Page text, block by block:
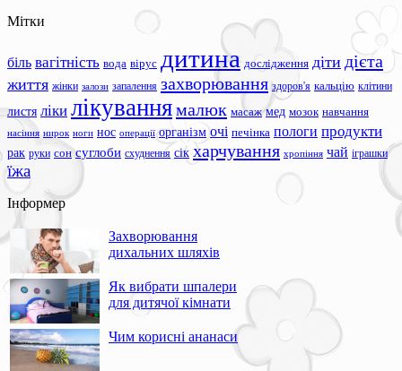
Мітки
біль вагітність вода вірус дитина дослідження діти дієта
життя жінки залози запалення захворювання здоров'я кальцію клітини
листя ліки лікуваннямалюк масаж мед мозок навчання
насіння нирок ноги нос операції організм очі печінка пологи продукти
рак руки сон суглоби схуднення сік харчування хропіння чай іграшки
їжа
Інформер
Захворювання
дихальних шляхів
Як вибрати шпалери
для дитячої кімнати
Чим корисні ананаси